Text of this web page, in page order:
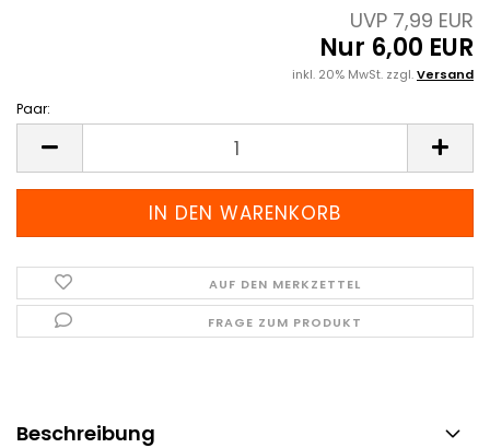
UVP 7,99 EUR
Nur 6,00 EUR
inkl. 20% MwSt. zzgl.Versand
Paar:
AUF DEN MERKZETTEL
FRAGE ZUM PRODUKT
Beschreibung